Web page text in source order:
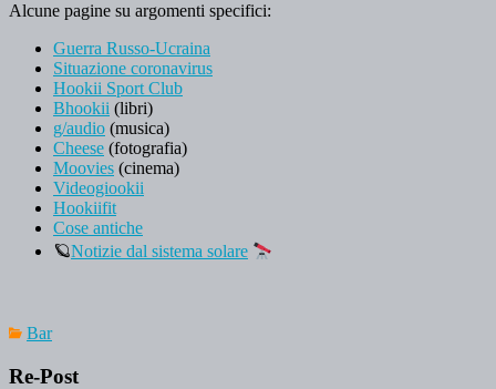
Alcune pagine su argomenti specifici:
Guerra Russo-Ucraina
Situazione coronavirus
Hookii Sport Club
Bhookii (libri)
g/audio (musica)
Cheese (fotografia)
Moovies (cinema)
Videogiookii
Hookiifit
Cose antiche
🪐Notizie dal sistema solare
Bar
Re-Post